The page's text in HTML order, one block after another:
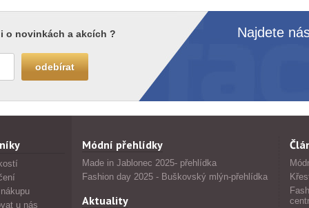
o novinkách a akcích ? Najdete
u nás
Módní přehlídky
Made in Jablonec 2025- přehlídka
Fashion day 2025 - Buškovský mlýn-přehlídka
Aktuality